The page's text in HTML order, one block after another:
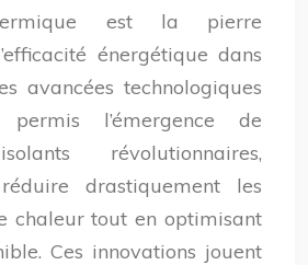
est la pierre
énergétique dans
avancées technologiques
l’émergence de
révolutionnaires,
drastiquement les
chaleur tout en optimisant
Ces innovations jouent